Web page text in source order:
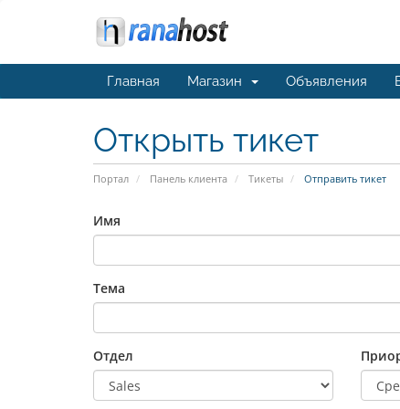
Главная Магазин Объявления
Открыть тикет
Портал Панель клиента Тикеты Отправить тикет
Имя
Тема
Отдел